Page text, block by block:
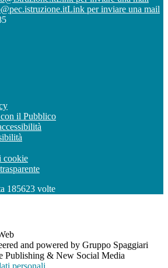
Link per inviare una mail
il Pubblico
cookie
185623 volte
and powered by Gruppo Spaggiari
Publishing & New Social Media
personali